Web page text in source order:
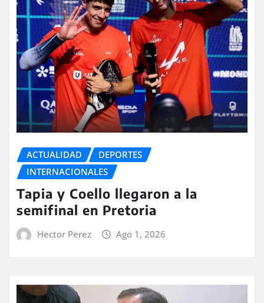
ACTUALIDAD
DEPORTES
INTERNACIONALES
Tapia y Coello llegaron a la
semifinal en Pretoria
Hector Perez Ago 1, 2026